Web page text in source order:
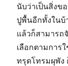
นับว่าเป็นสิ่งข
ปูพื้นอีกทั้งในบ้
แล้วก็สามารถ
เลือกตามการ
ทรุดโทรมผุพัง